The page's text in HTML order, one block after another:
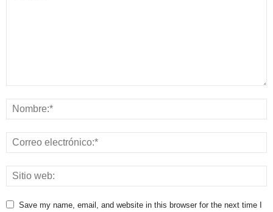
Save my name, email, and website in this browser for the next time I